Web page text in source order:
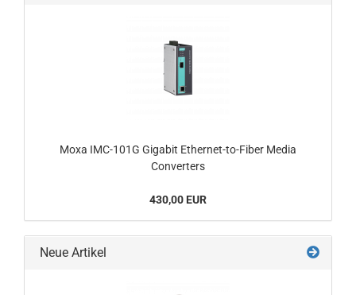
Moxa IMC-101G Gigabit Ethernet-to-Fiber Media
Converters
430,00 EUR
Neue Artikel